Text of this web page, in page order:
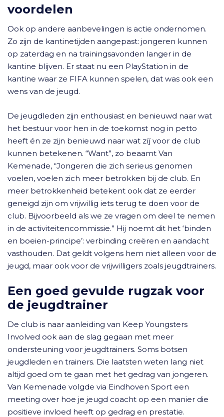
voordelen
Ook op andere aanbevelingen is actie ondernomen.
Zo zijn de kantinetijden aangepast: jongeren kunnen
op zaterdag en na trainingsavonden langer in de
kantine blijven. Er staat nu een PlayStation in de
kantine waar ze FIFA kunnen spelen, dat was ook een
wens van de jeugd.
De jeugdleden zijn enthousiast en benieuwd naar wat
het bestuur voor hen in de toekomst nog in petto
heeft én ze zijn benieuwd naar wat zíj voor de club
kunnen betekenen. “Want”, zo beaamt Van
Kemenade, “Jongeren die zich serieus genomen
voelen, voelen zich meer betrokken bij de club. En
meer betrokkenheid betekent ook dat ze eerder
geneigd zijn om vrijwillig iets terug te doen voor de
club. Bijvoorbeeld als we ze vragen om deel te nemen
in de activiteitencommissie.” Hij noemt dit het ‘binden
en boeien-principe’: verbinding creëren en aandacht
vasthouden. Dat geldt volgens hem niet alleen voor de
jeugd, maar ook voor de vrijwilligers zoals jeugdtrainers.
Een goed gevulde rugzak voor
de jeugdtrainer
De club is naar aanleiding van Keep Youngsters
Involved ook aan de slag gegaan met meer
ondersteuning voor jeugdtrainers. Soms botsen
jeugdleden en trainers. Die laatsten weten lang niet
altijd goed om te gaan met het gedrag van jongeren.
Van Kemenade volgde via Eindhoven Sport een
meeting over hoe je jeugd coacht op een manier die
positieve invloed heeft op gedrag en prestatie.